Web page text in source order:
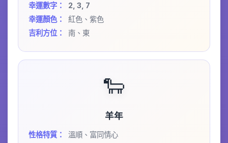
幸運數字：
2, 3, 7
幸運顏色：
紅色、紫色
吉利方位：
南、東
🐑
羊年
性格特質：
溫順、富同情心